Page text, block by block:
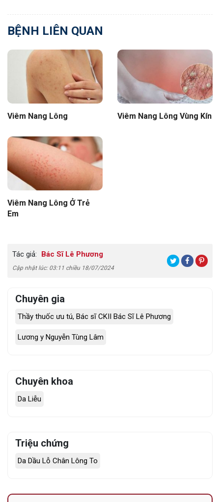
BỆNH LIÊN QUAN
Viêm Nang Lông Viêm Nang Lông Vùng Kín
Viêm Nang Lông Ở Trẻ
Em
Tác giả: Bác Sĩ Lê Phương
Cập nhật lúc: 03:11 chiều 18/07/2024
Chuyên gia
Thầy thuốc ưu tú, Bác sĩ CKII Bác Sĩ Lê Phương
Lương y Nguyễn Tùng Lâm
Chuyên khoa
Da Liễu
Triệu chứng
Da Dầu Lỗ Chân Lông To